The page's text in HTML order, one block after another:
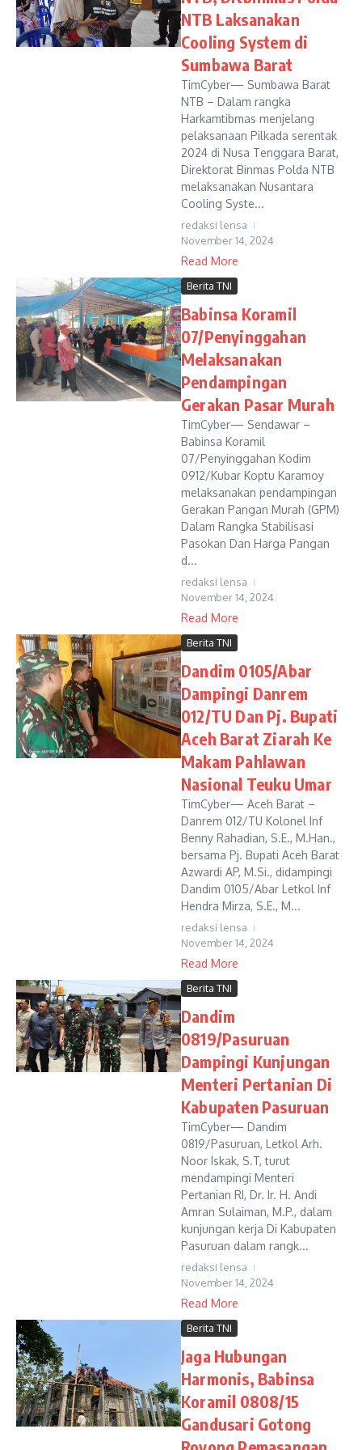
NTB Laksanakan
Cooling System di
Sumbawa Barat
TimCyber— Sumbawa Barat
NTB – Dalam rangka
Harkamtibmas menjelang
pelaksanaan Pilkada serentak
2024 di Nusa Tenggara Barat,
Direktorat Binmas Polda NTB
melaksanakan Nusantara
Cooling Syste...
redaksi lensa
November 14, 2024
Read More
Berita TNI
Babinsa Koramil
07/Penyinggahan
Melaksanakan
Pendampingan
Gerakan Pasar Murah
TimCyber— Sendawar –
Babinsa Koramil
07/Penyinggahan Kodim
0912/Kubar Koptu Karamoy
melaksanakan pendampingan
Gerakan Pangan Murah (GPM)
Dalam Rangka Stabilisasi
Pasokan Dan Harga Pangan
d...
redaksi lensa
November 14, 2024
Read More
Berita TNI
Dandim 0105/Abar
Dampingi Danrem
012/TU Dan Pj. Bupati
Aceh Barat Ziarah Ke
Makam Pahlawan
Nasional Teuku Umar
TimCyber— Aceh Barat –
Danrem 012/TU Kolonel Inf
Benny Rahadian, S.E., M.Han.,
bersama Pj. Bupati Aceh Barat
Azwardi AP, M.Si., didampingi
Dandim 0105/Abar Letkol Inf
Hendra Mirza, S.E., M...
redaksi lensa
November 14, 2024
Read More
Berita TNI
Dandim
0819/Pasuruan
Dampingi Kunjungan
Menteri Pertanian Di
Kabupaten Pasuruan
TimCyber— Dandim
0819/Pasuruan, Letkol Arh.
Noor Iskak, S.T, turut
mendampingi Menteri
Pertanian RI, Dr. Ir. H. Andi
Amran Sulaiman, M.P., dalam
kunjungan kerja Di Kabupaten
Pasuruan dalam rangk...
redaksi lensa
November 14, 2024
Read More
Berita TNI
Jaga Hubungan
Harmonis, Babinsa
Koramil 0808/15
Gandusari Gotong